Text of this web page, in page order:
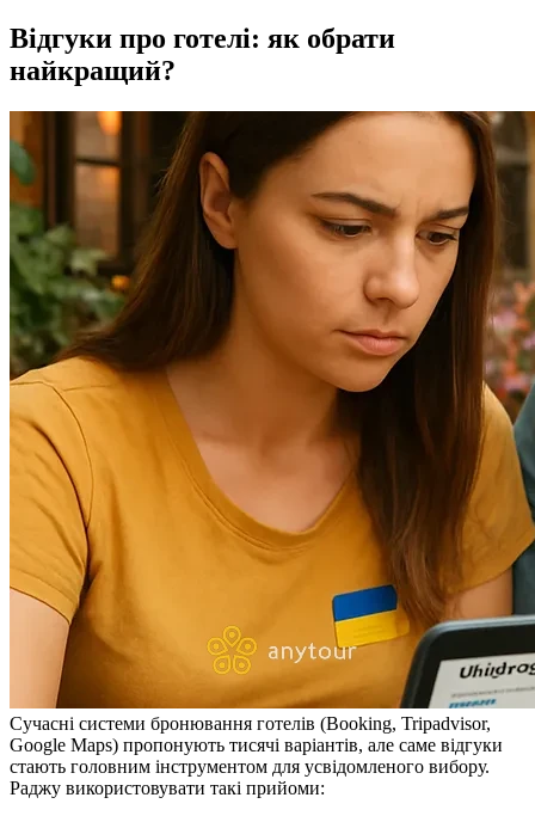
Відгуки про готелі: як обрати
найкращий?
Сучасні системи бронювання готелів (Booking, Tripadvisor,
Google Maps) пропонують тисячі варіантів, але саме відгуки
стають головним інструментом для усвідомленого вибору.
Раджу використовувати такі прийоми: